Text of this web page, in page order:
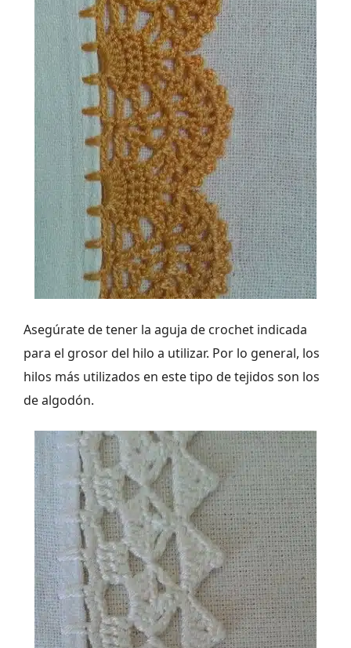
Asegúrate de tener la aguja de crochet indicada
para el grosor del hilo a utilizar. Por lo general, los
hilos más utilizados en este tipo de tejidos son los
de algodón.